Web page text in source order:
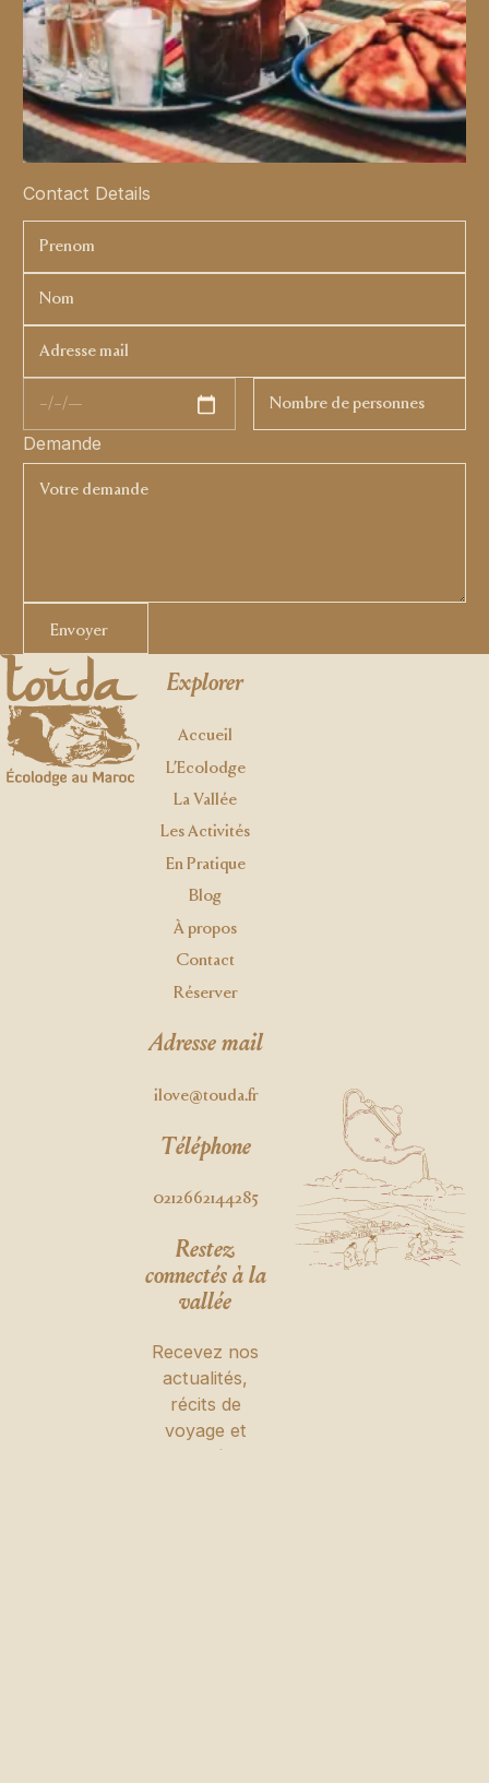
Contact Details
Demande
Envoyer
Envoyer
Footer
Explorer
Accueil
L’Ecolodge
La Vallée
Les Activités
En Pratique
Blog
À propos
Contact
Réserver
Adresse mail
ilove@touda.fr
Téléphone
0212662144285
Restez
connectés à la
vallée
Recevez nos
actualités,
récits de
voyage et
offres spéciales